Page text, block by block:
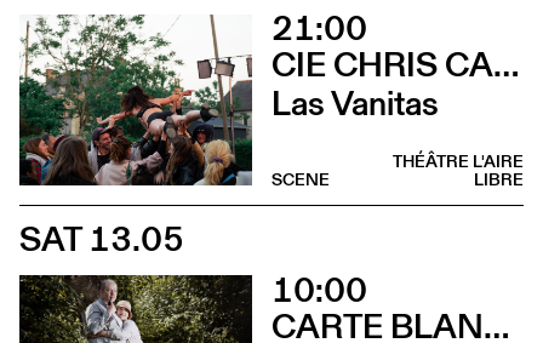
21:00
CIE CHRIS CADILLAC / MARION DUVAL & FLORIAN LEDUC
Las Vanitas
THÉÂTRE L'AIRE
LIBRE
SCENE
SAT 13.05
10:00
CARTE BLANCHE À ALBERTINE & GERMANO ZULLO